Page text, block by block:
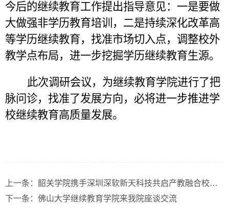
今后的继续教育工作提出指导意见：一是要做
大做强非学历教育培训，二是持续深化改革高
等学历继续教育，找准市场切入点，调整校外
教学点布局，进一步挖掘学历继续教育生源。
此次调研会议，为继续教育学院进行了把
脉问诊，找准了发展方向，必将进一步推进学
校继续教育高质量发展。
上一条： 韶关学院携手深圳深软新天科技共启产教融合校企合作新篇章
下一条： 佛山大学继续教育学院来我院座谈交流